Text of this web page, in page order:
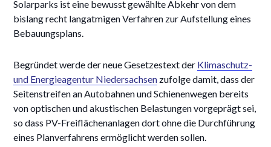
Solarparks ist eine bewusst gewählte Abkehr von dem
bislang recht langatmigen Verfahren zur Aufstellung eines
Bebauungsplans.
Begründet werde der neue Gesetzestext der Klimaschutz-
und Energieagentur Niedersachsen zufolge damit, dass der
Seitenstreifen an Autobahnen und Schienenwegen bereits
von optischen und akustischen Belastungen vorgeprägt sei,
so dass PV-Freiflächenanlagen dort ohne die Durchführung
eines Planverfahrens ermöglicht werden sollen.